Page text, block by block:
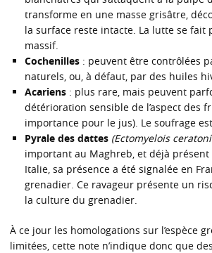
transforme en une masse grisâtre,
la surface reste intacte. La lutte se fait
massif.
Cochenilles : peuvent être contrôlées
naturels, ou, à défaut, par des huiles
Acariens : plus rare, mais peuvent
détérioration sensible de l’aspect des
importance pour le jus). Le soufrage
Pyrale des dattes (Ectomyelois
important au Maghreb, et déjà présent
Italie, sa présence a été signalée en
grenadier. Ce ravageur présente un
la culture du grenadier.
À ce jour les homologations sur l’espèce
limitées, cette note n’indique donc que